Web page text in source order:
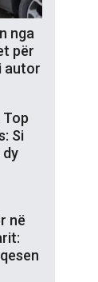
nga
për
autor
Top
Si
dy
në